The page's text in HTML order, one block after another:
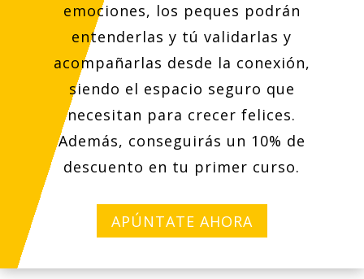
emociones, los peques podrán
entenderlas y tú validarlas y
acompañarlas desde la conexión,
siendo el espacio seguro que
necesitan para crecer felices.
Además, conseguirás un 10% de
descuento en tu primer curso.
APÚNTATE AHORA